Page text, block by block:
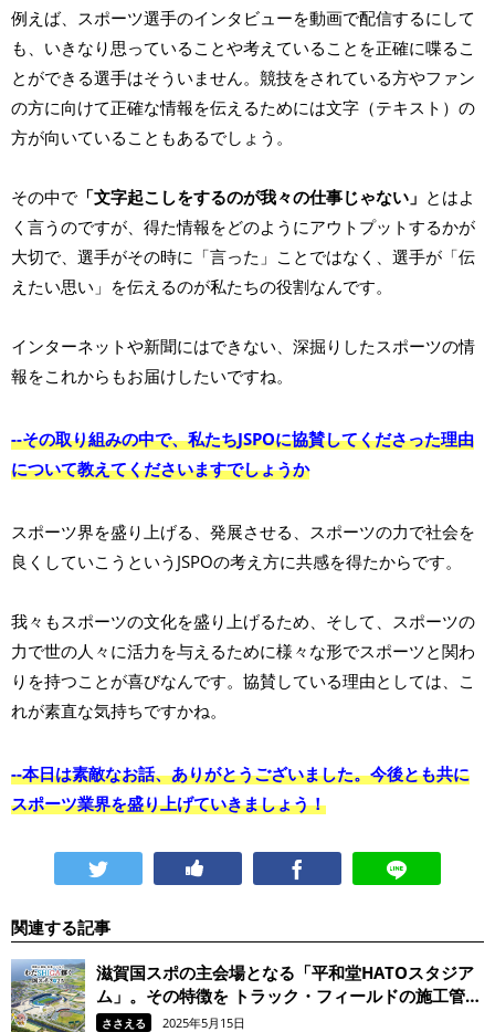
例えば、スポーツ選手のインタビューを動画で配信するにして
も、いきなり思っていることや考えていることを正確に喋るこ
とができる選手はそういません。競技をされている方やファン
の方に向けて正確な情報を伝えるためには文字（テキスト）の
方が向いていることもあるでしょう。
その中で 「文字起こしをするのが我々の仕事じゃない」 とはよ
く言うのですが、得た情報をどのようにアウトプットするかが
大切で、選手がその時に「言った」ことではなく、選手が「伝
えたい思い」を伝えるのが私たちの役割なんです。
インターネットや新聞にはできない、深掘りしたスポーツの情
報をこれからもお届けしたいですね。
--その取り組みの中で、私たちJSPOに協賛してくださった理由
について教えてくださいますでしょうか
スポーツ界を盛り上げる、発展させる、スポーツの力で社会を
良くしていこうというJSPOの考え方に共感を得たからです。
我々もスポーツの文化を盛り上げるため、そして、スポーツの
力で世の人々に活力を与えるために様々な形でスポーツと関わ
りを持つことが喜びなんです。協賛している理由としては、こ
れが素直な気持ちですかね。
--本日は素敵なお話、ありがとうございました。今後とも共に
スポーツ業界を盛り上げていきましょう！
関連する記事
滋賀国スポの主会場となる「平和堂HATOスタジア
ム」。その特徴を トラック・フィールドの施工管理
でスポーツをささえる日本体育施設の担当者に聞き
ささえる 2025年5月15日